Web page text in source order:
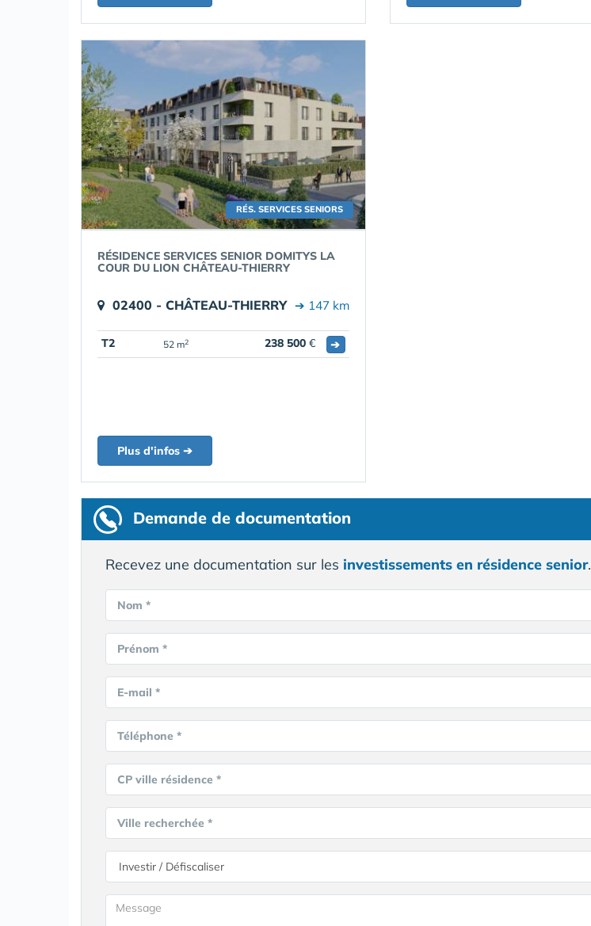
RÉS. SERVICES SENIORS
RÉSIDENCE SERVICES SENIOR DOMITYS LA
COUR DU LION CHÂTEAU-THIERRY
02400 - CHÂTEAU-THIERRY ➔ 147 km
T2 52 m2 238 500 € ➔
Plus d'infos ➔
Demande de documentation
Recevez une documentation sur les investissements en résidence senior.
Nom *
Prénom *
E-mail *
Téléphone *
CP ville résidence *
Ville recherchée *